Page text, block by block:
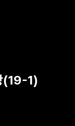
(19-1)